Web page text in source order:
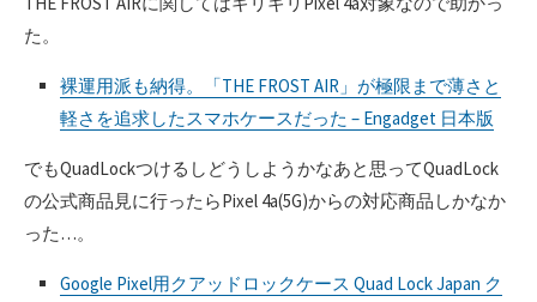
た。
裸運用派も納得。「THE FROST AIR」が極限まで薄さと
軽さを追求したスマホケースだった – Engadget 日本版
でもQuadLockつけるしどうしようかなあと思ってQuadLock
の公式商品見に行ったらPixel 4a(5G)からの対応商品しかなか
った…。
Google Pixel用クアッドロックケース Quad Lock Japan ク